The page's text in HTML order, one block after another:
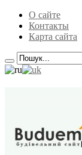
О сайте
Контакты
Карта сайта